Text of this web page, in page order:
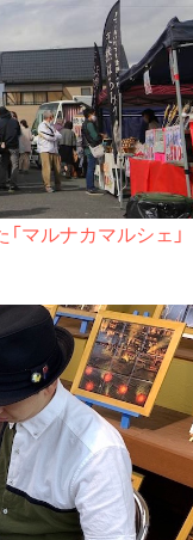
マルナカマルシェ」